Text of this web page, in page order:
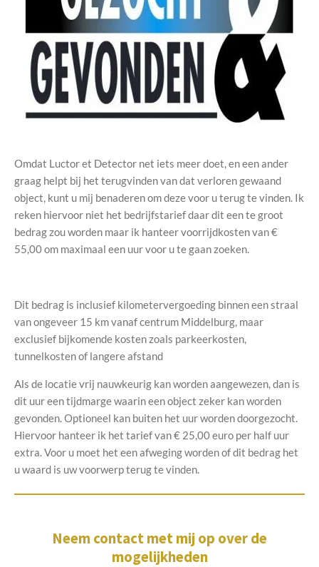
Omdat Luctor et Detector net iets meer doet, en een ander
graag helpt bij het terugvinden van dat verloren gewaand
object, kunt u mij benaderen om deze voor u terug te vinden. Ik
reken hiervoor niet het bedrijfstarief daar dit een te groot
bedrag zou worden maar ik hanteer voorrijdkosten van€
55,00 om maximaal een uur voor u te gaan zoeken.
Dit bedrag is inclusief kilometervergoeding binnen een straal
van ongeveer 15 km vanaf centrum Middelburg, maar
exclusief bijkomende kosten zoals parkeerkosten,
tunnelkosten of langere afstand
Als de locatie vrij nauwkeurig kan worden aangewezen, dan is
dit uur een tijdmarge waarin een object zeker kan worden
gevonden. Optioneel kan buiten het uur worden doorgezocht.
Hiervoor hanteer ik het tarief van € 25,00 euro per half uur
extra. Voor u moet het een afweging worden of dit bedrag het
u waard is uw voorwerp terug te vinden.
Neem contact met mij op over de
mogelijkheden